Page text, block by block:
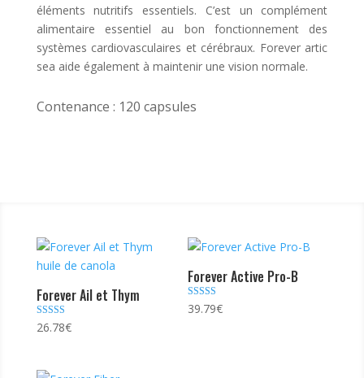
éléments nutritifs essentiels. C’est un complément
alimentaire essentiel au bon fonctionnement des
systèmes cardiovasculaires et cérébraux. Forever artic
sea aide également à maintenir une vision normale.
Contenance : 120 capsules
Forever Ail et Thym
Note
4.67
26.78€
Forever Active Pro-B
Note
4.44
39.79€